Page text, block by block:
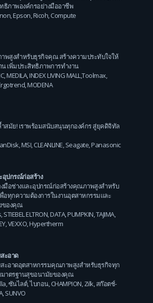
ธิภาพองค์กรอย่างมืออาชีพ
,Epson,Ricoh,Compute
พสูงสำหรับธุรกิจคุณ สร้างความประทับใจให้
เพิ่มประสิทธิภาพการทำงาน
,MEDILA,INDEX LIVING MALL,Toolmax,
,MODENA
ำสมัย! เราพร้อมสนับสนุนทุกองค์กร สู่ยุคดิจิทัล
,MSI,CLEANLINE,Seagate,Panasonic
อุปกรณ์ก่อสร้าง
มือช่างและอุปกรณ์ก่อสร้างคุณภาพสูงสำหรับ
อทุกความต้องการในงานอุตสาหกรรมและ
ของคุณ
,STIEBEL ELTRON,DATA,PUMPKIN,TAJIMA,
,VEXXO,Hypertherm
ะอาด
ะอาดอุตสาหกรรมคุณภาพสูงสำหรับธุรกิจทุก
มาตรฐานสุขอนามัยของคุณ
,ซันไลต์,ไบกอน,CHAMPION,Zilk,สก๊อตช์-
,SUNVO